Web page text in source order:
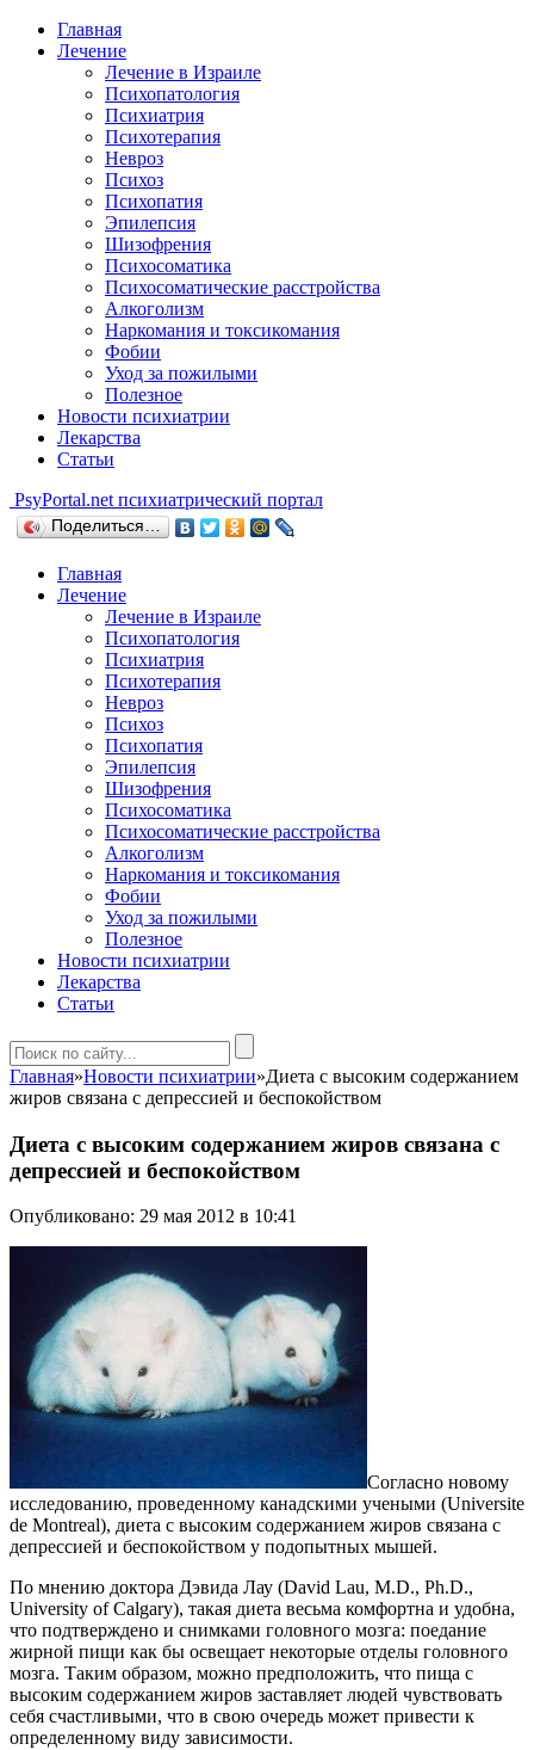
Главная
Лечение
Лечение в Израиле
Психопатология
Психиатрия
Психотерапия
Невроз
Психоз
Психопатия
Эпилепсия
Шизофрения
Психосоматика
Психосоматические расстройства
Алкоголизм
Наркомания и токсикомания
Фобии
Уход за пожилыми
Полезное
Новости психиатрии
Лекарства
Статьи
PsyPortal.net психиатрический портал
Поделиться…
Главная
Лечение
Лечение в Израиле
Психопатология
Психиатрия
Психотерапия
Невроз
Психоз
Психопатия
Эпилепсия
Шизофрения
Психосоматика
Психосоматические расстройства
Алкоголизм
Наркомания и токсикомания
Фобии
Уход за пожилыми
Полезное
Новости психиатрии
Лекарства
Статьи
Главная»Новости психиатрии»Диета с высоким содержанием
жиров связана с депрессией и беспокойством
Диета с высоким содержанием жиров связана с
депрессией и беспокойством
Опубликовано: 29 мая 2012 в 10:41
Согласно новому
исследованию, проведенному канадскими учеными (Universite
de Montreal), диета с высоким содержанием жиров связана с
депрессией и беспокойством у подопытных мышей.
По мнению доктора Дэвида Лау (David Lau, M.D., Ph.D.,
University of Calgary), такая диета весьма комфортна и удобна,
что подтверждено и снимками головного мозга: поедание
жирной пищи как бы освещает некоторые отделы головного
мозга. Таким образом, можно предположить, что пища с
высоким содержанием жиров заставляет людей чувствовать
себя счастливыми, что в свою очередь может привести к
определенному виду зависимости.